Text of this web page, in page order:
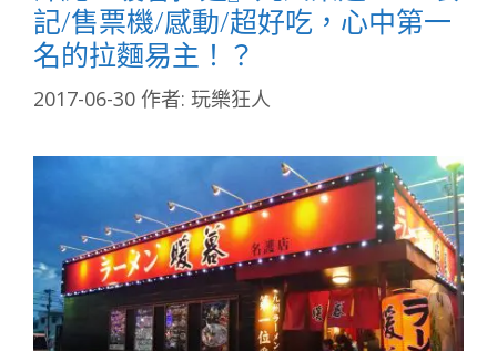
記/售票機/感動/超好吃，心中第一
名的拉麵易主！？
2017-06-30 作者: 玩樂狂人